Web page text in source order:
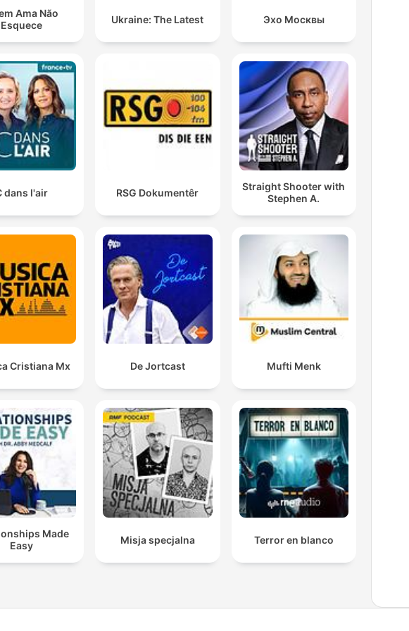
Ama Não
Esquece
Ukraine: The Latest Эхо Москвы
dans l'air RSG Dokumentêr
Straight Shooter with
Stephen A.
Cristiana Mx De Jortcast Mufti Menk
Made
Easy
Misja specjalna Terror en blanco